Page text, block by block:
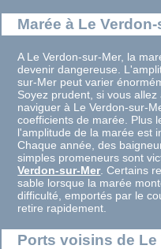
Marée à Le
A Le Verdon-sur-Mer, la
devenir dangereuse.
sur-Mer peut varier
Soyez prudent, si vous
naviguer à Le Verdon-sur-
coefficients de marée. Plus
l'amplitude de la marée est
Chaque année, des
simples promeneurs sont
Verdon-sur-Mer. Certains
sable lorsque la marée
difficulté, emportés par le
retire rapidement.
Ports voisins de Le